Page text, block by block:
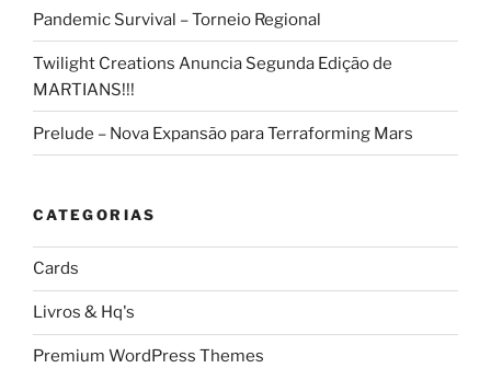
Pandemic Survival – Torneio Regional
Twilight Creations Anuncia Segunda Edição de
MARTIANS!!!
Prelude – Nova Expansão para Terraforming Mars
CATEGORIAS
Cards
Livros & Hq's
Premium WordPress Themes